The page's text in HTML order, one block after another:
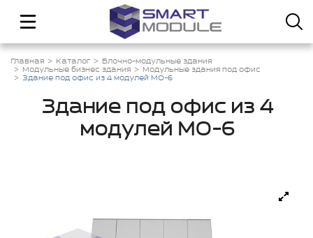
Главная Каталог
Блочно-модульные здания
Модульные бизнес здания
Модульные здания под офис
Здание под офис из 4 модулей МО-6
Здание под офис из 4
модулей МО-6